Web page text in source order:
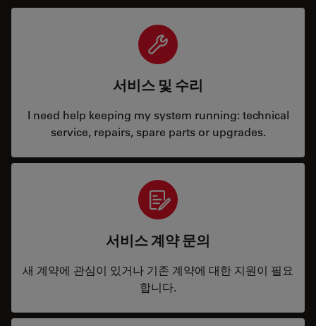
서비스 및 수리
I need help keeping my system running: technical
service, repairs, spare parts or upgrades.
서비스 계약 문의
새 계약에 관심이 있거나 기존 계약에 대한 지원이 필요
합니다.